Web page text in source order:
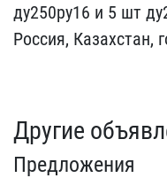
ду250р​у16 и 5 шт
Россия, Каза​хстан,
Другие
Предложения